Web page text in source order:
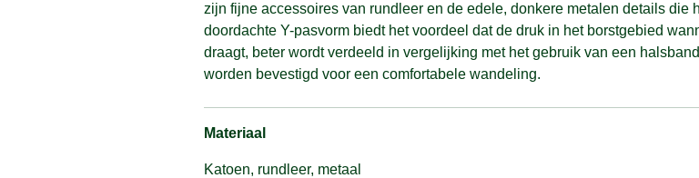
zijn fijne accessoires van rundleer en de edele, donkere metalen details die
doordachte Y-pasvorm biedt het voordeel dat de druk in het borstgebied
draagt, beter wordt verdeeld in vergelijking met het gebruik van een
worden bevestigd voor een comfortabele wandeling.
Materiaal
Katoen, rundleer, metaal